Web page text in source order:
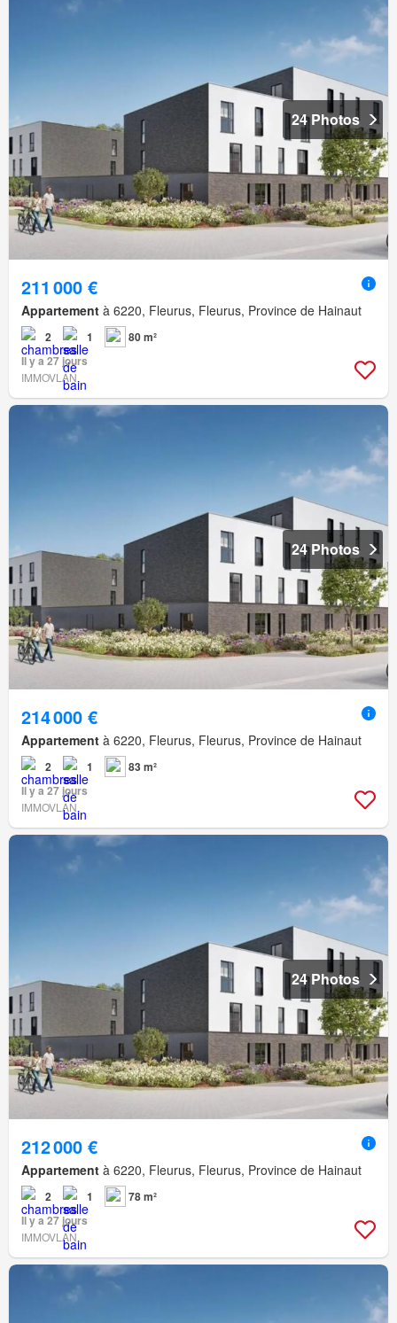
24 Photos
211 000 €
Appartement à 6220, Fleurus, Fleurus, Province de Hainaut
2 1
80 m²
Il y a 27 jours
IMMOVLAN
24 Photos
214 000 €
Appartement à 6220, Fleurus, Fleurus, Province de Hainaut
2 1
83 m²
Il y a 27 jours
IMMOVLAN
24 Photos
212 000 €
Appartement à 6220, Fleurus, Fleurus, Province de Hainaut
2 1
78 m²
Il y a 27 jours
IMMOVLAN